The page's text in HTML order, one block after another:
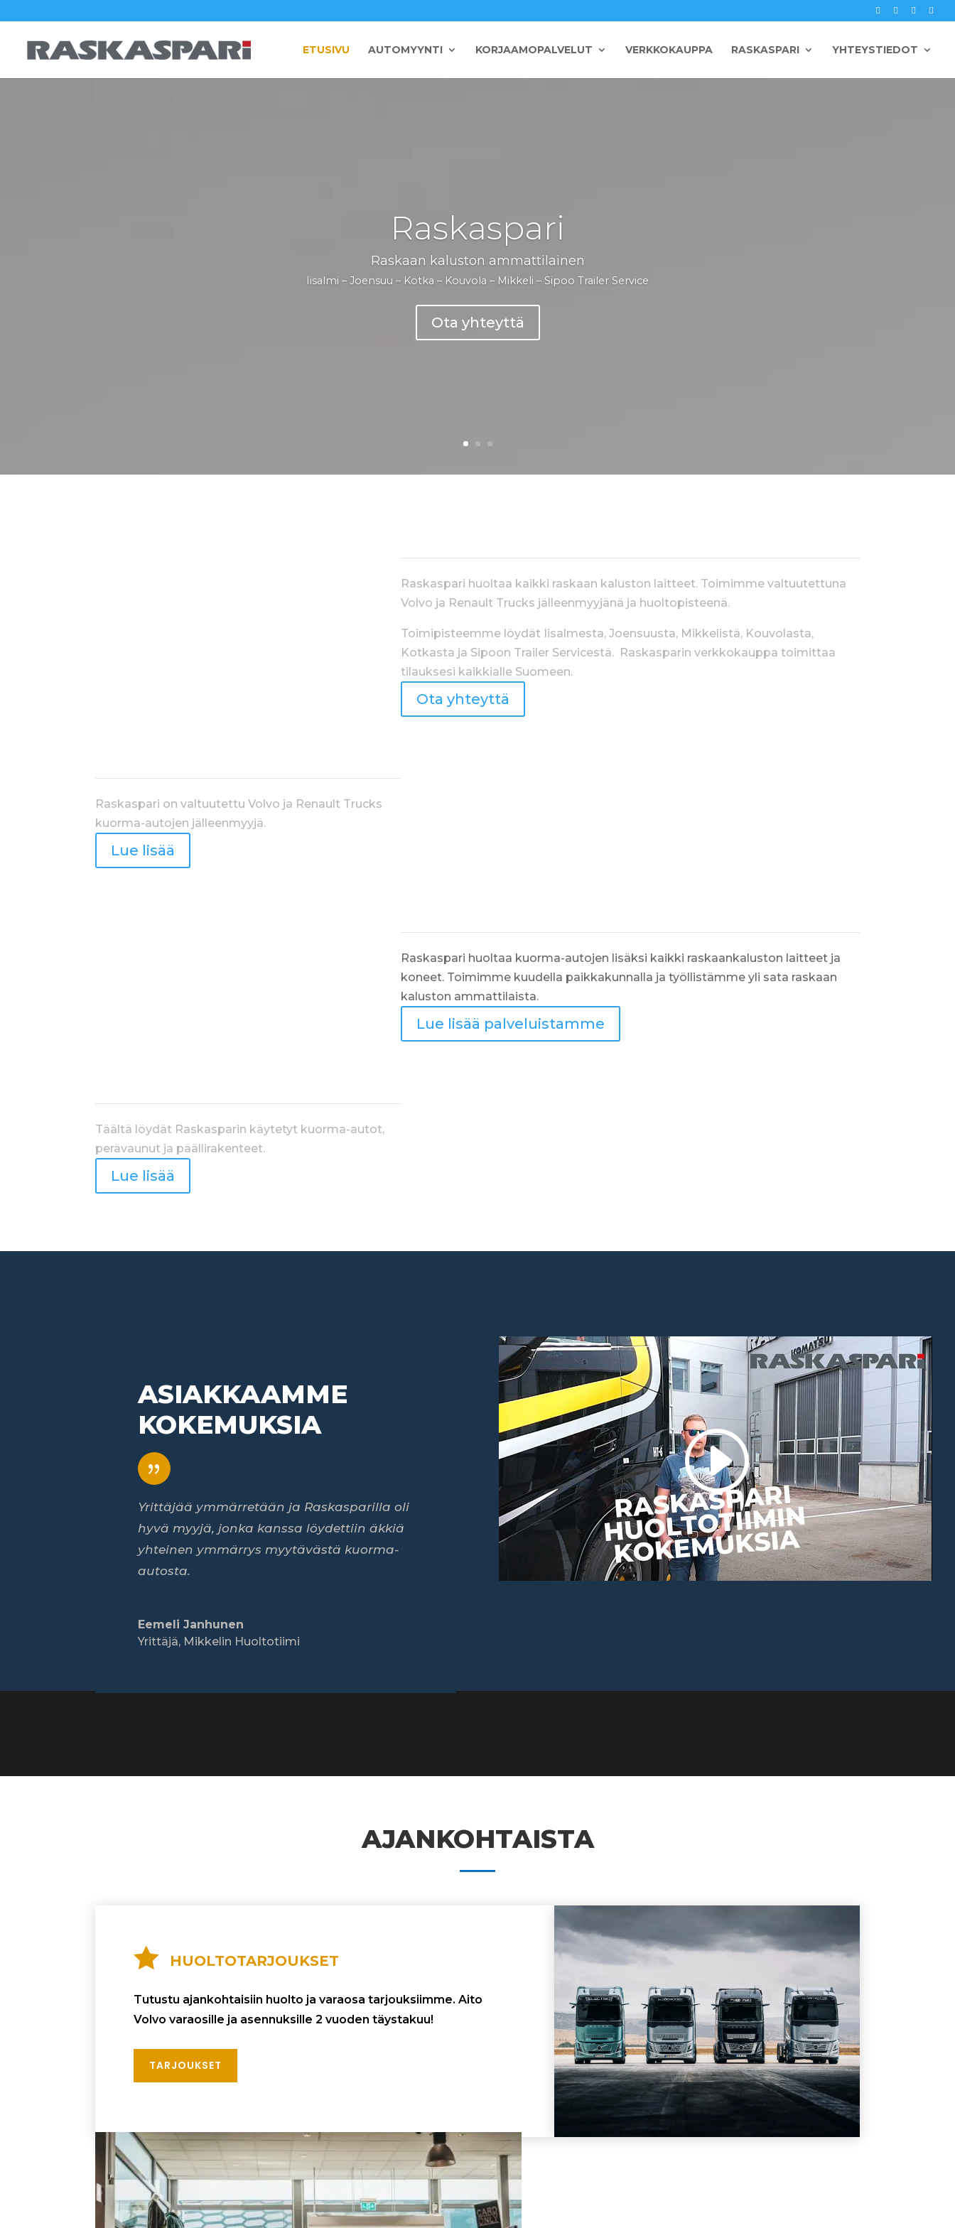
ETUSIVU AUTOMYYNTI KORJAAMOPALVELUT VERKKOKAUPPA RASKASPARI YHTEYSTIEDOT
Raskaspari
Raskaan kaluston ammattilainen
Iisalmi – Joensuu – Kotka – Kouvola – Mikkeli – Sipoo Trailer Service
Ota yhteyttä
Raskaspari huoltaa kaikki raskaan kaluston laitteet. Toimimme valtuutettuna
Volvo ja Renault Trucks jälleenmyyjänä ja huoltopisteenä.
Toimipisteemme löydät Iisalmesta, Joensuusta, Mikkelistä, Kouvolasta,
Kotkasta ja Sipoon Trailer Servicestä. Raskasparin verkkokauppa toimittaa
tilauksesi kaikkialle Suomeen.
Ota yhteyttä
Raskaspari on valtuutettu Volvo ja Renault Trucks
kuorma-autojen jälleenmyyjä.
Lue lisää
Raskaspari huoltaa kuorma-autojen lisäksi kaikki raskaankaluston laitteet ja
koneet. Toimimme kuudella paikkakunnalla ja työllistämme yli sata raskaan
kaluston ammattilaista.
Lue lisää palveluistamme
Täältä löydät Raskasparin käytetyt kuorma-autot,
perävaunut ja päällirakenteet.
Lue lisää
ASIAKKAAMME
KOKEMUKSIA
{
Yrittäjää ymmärretään ja Raskasparilla oli
hyvä myyjä, jonka kanssa löydettiin äkkiä
yhteinen ymmärrys myytävästä kuorma-
autosta.
Eemeli Janhunen
Yrittäjä, Mikkelin Huoltotiimi
AJANKOHTAISTA
 HUOLTOTARJOUKSET
Tutustu ajankohtaisiin huolto ja varaosa tarjouksiimme. Aito
Volvo varaosille ja asennuksille 2 vuoden täystakuu!
TARJOUKSET